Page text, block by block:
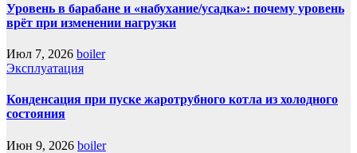
Уровень в барабане и «набухание/усадка»: почему уровень
врёт при изменении нагрузки
Июл 7, 2026 boiler
Эксплуатация
Конденсация при пуске жаротрубного котла из холодного
состояния
Июн 9, 2026 boiler